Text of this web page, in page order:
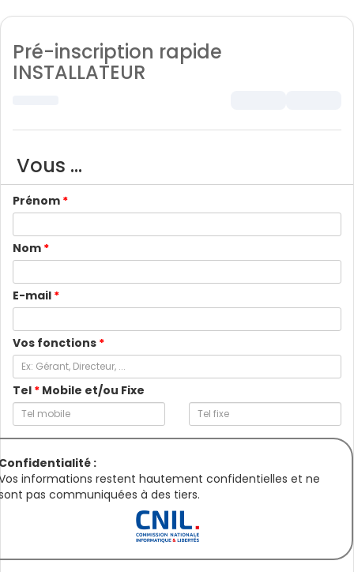
Pré-inscription rapide
INSTALLATEUR
Vous ...
Prénom *
Nom *
E-mail *
Vos fonctions *
Tel * Mobile et/ou Fixe
:
informations restent hautement confidentielles et ne
pas communiquées à des tiers.